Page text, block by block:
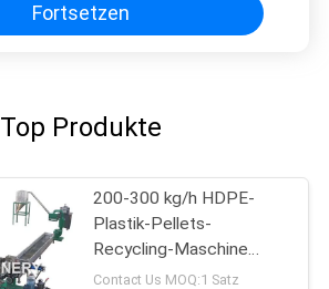
Fortsetzen
Top Produkte
200-300 kg/h HDPE-
Plastik-Pellets-
Recycling-Maschine
Pelletizing-Linie
Contact Us MOQ:1 Satz